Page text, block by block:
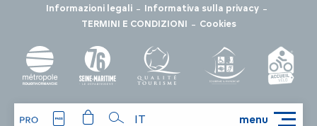
menu
IT
Informazioni legali - Informativa sulla privacy -
TERMINI E CONDIZIONI - Cookies